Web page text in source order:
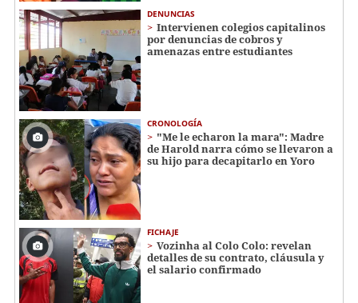
DENUNCIAS
Intervienen colegios capitalinos
por denuncias de cobros y
amenazas entre estudiantes
CRONOLOGÍA
"Me le echaron la mara": Madre
de Harold narra cómo se llevaron a
su hijo para decapitarlo en Yoro
FICHAJE
Vozinha al Colo Colo: revelan
detalles de su contrato, cláusula y
el salario confirmado